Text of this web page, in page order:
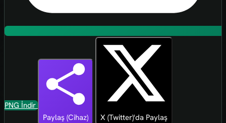
PNG İndir
Paylaş (Cihaz)
X (Twitter)'da Paylaş